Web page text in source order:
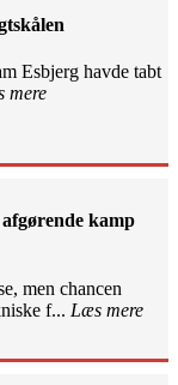
Esbjerg havde tabt
mere
kamp
men chancen
f... Læs mere